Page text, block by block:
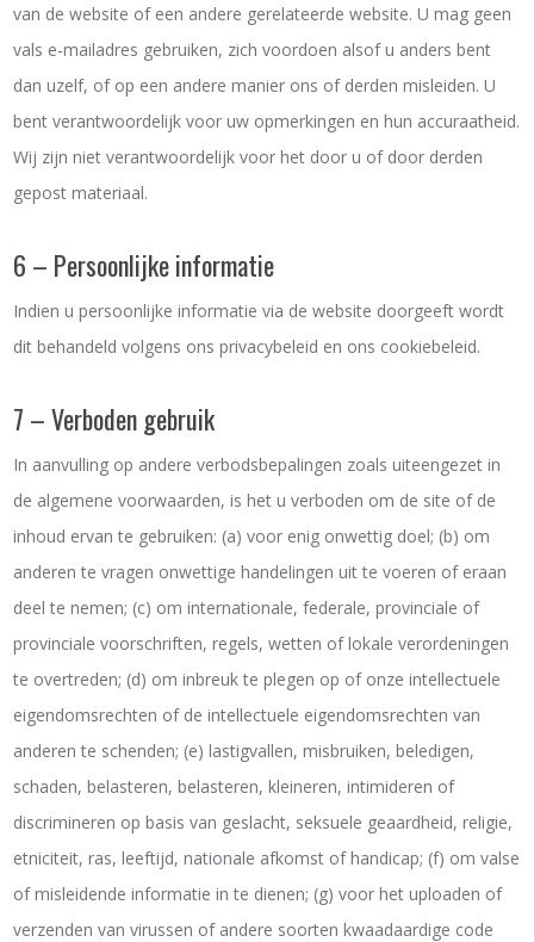
van de website of een andere gerelateerde website. U mag geen
vals e-mailadres gebruiken, zich voordoen alsof u anders bent
dan uzelf, of op een andere manier ons of derden misleiden. U
bent verantwoordelijk voor uw opmerkingen en hun accuraatheid.
Wij zijn niet verantwoordelijk voor het door u of door derden
gepost materiaal.
6 – Persoonlijke informatie
Indien u persoonlijke informatie via de website doorgeeft wordt
dit behandeld volgens ons privacybeleid en ons cookiebeleid.
7 – Verboden gebruik
In aanvulling op andere verbodsbepalingen zoals uiteengezet in
de algemene voorwaarden, is het u verboden om de site of de
inhoud ervan te gebruiken: (a) voor enig onwettig doel; (b) om
anderen te vragen onwettige handelingen uit te voeren of eraan
deel te nemen; (c) om internationale, federale, provinciale of
provinciale voorschriften, regels, wetten of lokale verordeningen
te overtreden; (d) om inbreuk te plegen op of onze intellectuele
eigendomsrechten of de intellectuele eigendomsrechten van
anderen te schenden; (e) lastigvallen, misbruiken, beledigen,
schaden, belasteren, belasteren, kleineren, intimideren of
discrimineren op basis van geslacht, seksuele geaardheid, religie,
etniciteit, ras, leeftijd, nationale afkomst of handicap; (f) om valse
of misleidende informatie in te dienen; (g) voor het uploaden of
verzenden van virussen of andere soorten kwaadaardige code